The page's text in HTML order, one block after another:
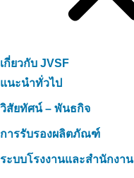
เกี่ยวกับ JVSF
แนะนำทั่วไป
วิสัยทัศน์ – พันธกิจ
การรับรองผลิตภัณฑ์
ระบบโรงงานและสำนักงาน